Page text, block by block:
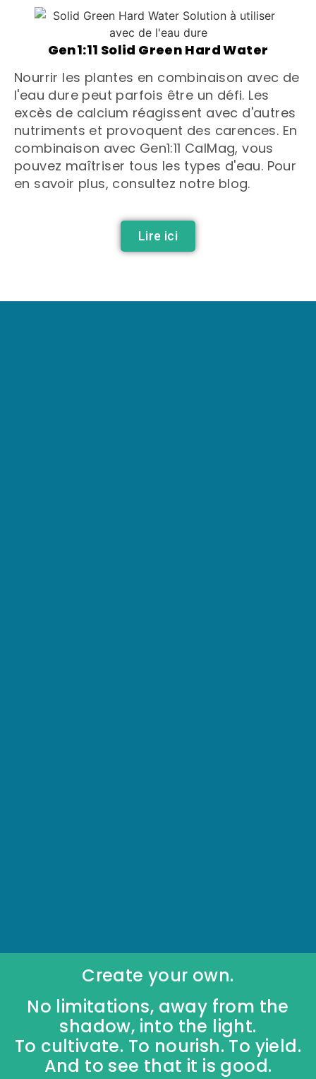
Gen1:11 Solid Green Hard Water
Nourrir les plantes en combinaison avec de
l'eau dure peut parfois être un défi. Les
excès de calcium réagissent avec d'autres
nutriments et provoquent des carences. En
combinaison avec Gen1:11 CalMag, vous
pouvez maîtriser tous les types d'eau. Pour
en savoir plus, consultez notre blog.
Lire ici
Create your own.
No limitations, away from the
shadow, into the light.
To cultivate. To nourish. To yield.
And to see that it is good.